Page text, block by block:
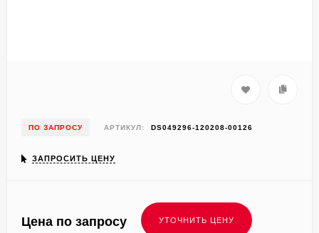
ПО ЗАПРОСУ АРТИКУЛ: DS049296-120208-00126
ЗАПРОСИТЬ ЦЕНУ
Цена по запросу